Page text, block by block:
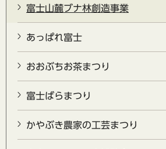
富士山麓ブナ林創造事業
あっぱれ富士
おおぶちお茶まつり
富士ばらまつり
かやぶき農家の工芸まつり